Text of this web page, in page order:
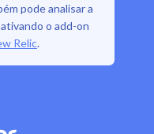
pode analisar a
o add-on
Relic.